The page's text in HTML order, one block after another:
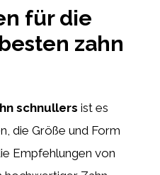
für die
zahn
schnullers ist es
die Größe und Form
Empfehlungen von